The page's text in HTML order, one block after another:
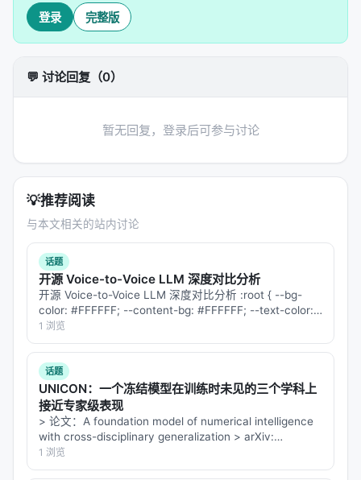
登录 完整版
💬 讨论回复（0）
暂无回复，登录后可参与讨论
💡推荐阅读
与本文相关的站内讨论
话题
开源 Voice-to-Voice LLM 深度对比分析
开源 Voice-to-Voice LLM 深度对比分析 :root { --bg-
color: #FFFFFF; --content-bg: #FFFFFF; --text-color:
#212529; --primary-color…
1 浏览
话题
UNICON：一个冻结模型在训练时未见的三个学科上
接近专家级表现
> 论文：A foundation model of numerical intelligence
with cross-disciplinary generalization > arXiv:
2607.28432v1 (2026-07…
1 浏览